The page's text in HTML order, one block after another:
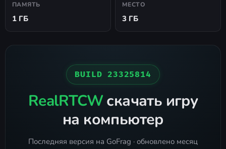
ПАМЯТЬ
1 ГБ
МЕСТО
3 ГБ
BUILD 23325814
RealRTCWскачать игру
на компьютер
Последняя версия на GoFrag · обновлено месяц